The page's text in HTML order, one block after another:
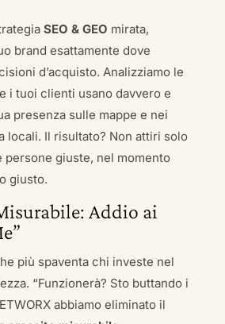
SEO & GEO mirata,
brand esattamente dove
d’acquisto. Analizziamo le
i tuoi clienti usano davvero e
presenza sulle mappe e nei
locali. Il risultato? Non attiri solo
persone giuste, nel momento
giusto.
Addio ai
più spaventa chi investe nel
“Funzionerà? Sto buttando i
abbiamo eliminato il